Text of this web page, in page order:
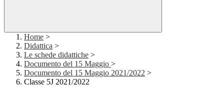
Home >
Didattica >
Le schede didattiche >
Documento del 15 Maggio >
Documento del 15 Maggio 2021/2022 >
Classe 5J 2021/2022